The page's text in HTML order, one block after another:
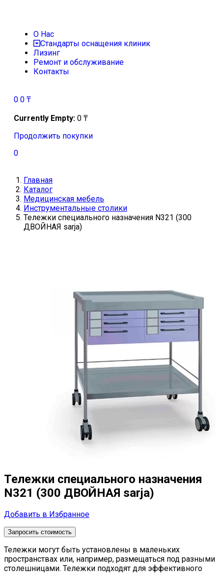
О Нас
Стандарты оснащения клиник
Лизинг
Ремонт и обслуживание
Контакты
0 0 ₸
Currently Empty: 0 ₸
Продолжить покупки
0
Главная
Каталог
Медицинская мебель
Инструментальные столики
Тележки специального назначения N321 (300
ДВОЙНАЯ sarja)
Тележки специального назначения
N321 (300 ДВОЙНАЯ sarja)
Добавить в Избранное
Запросить стоимость
Тележки могут быть установлены в маленьких
пространствах или, например, размещаться под разными
столешницами. Тележки подходят для эффективного